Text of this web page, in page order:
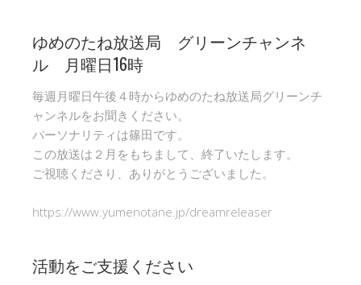
ゆめのたね放送局 グリーンチャンネ
ル 月曜日16時
毎週月曜日午後４時からゆめのたね放送局グリーンチ
ャンネルをお聞きください。
パーソナリティは篠田です。
この放送は２月をもちまして、終了いたします。
ご視聴くださり、ありがとうございました。
https://www.yumenotane.jp/dreamreleaser
活動をご支援ください